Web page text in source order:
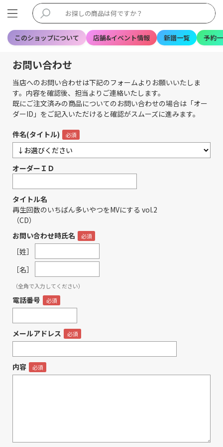
このショップについて 店舗&イベント情報 新譜一覧 予約
お問い合わせ
当店へのお問い合わせは下記のフォームよりお願いいたしま
す。内容を確認後、担当よりご連絡いたします。
既にご注文済みの商品についてのお問い合わせの場合は「オー
ダーID」をご記入いただけると確認がスムーズに進みます。
件名(タイトル)
オーダーＩＤ
タイトル名
再生回数のいちばん多いやつをMVにする vol.2
（CD）
お問い合わせ時氏名
［姓］
［名］
（全角で入力してください）
電話番号
メールアドレス
内容